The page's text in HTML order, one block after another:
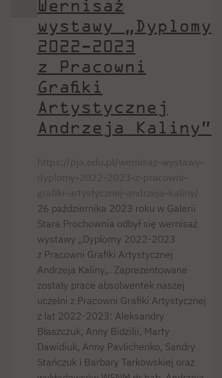
Wernisaż
wystawy „Dyplomy
2022-2023
z Pracowni
Grafiki
Artystycznej
Andrzeja Kaliny”
https://pja.edu.pl/wernisaz-wystawy-
dyplomy-2022-2023-z-pracowni-
grafiki-artystycznej-andrzeja-kaliny/
26 października 2023 roku w Galerii
Stara Prochownia odbył się wernisaż
wystawy „Dyplomy 2022-2023
z Pracowni Grafiki Artystycznej
Andrzeja Kaliny„. Zaprezentowane
zostały prace absolwentek naszej
uczelni z Pracowni Grafiki Artystycznej
z lat 2022-2023: Aleksandry
Błaszczuk, Anny Bidzilii, Marty
Dawidiuk, Anny Pavlichenko, Sandry
Stańczuk i Barbary Tarkowskiej oraz